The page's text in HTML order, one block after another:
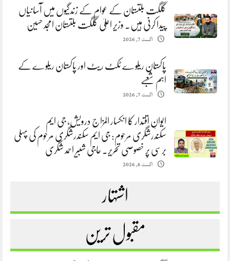
گلگت بلتستان کے عوام کے زندگیوں میں آسانیاں
پیدا کرنی ہیں. وزیر اعلیٰ گلگت بلتستان امجد حسین
اگست 7, 2026
پاکستان ریلوے ٹکٹ ریٹ اور پاکستان ریلوے کے
اہم شعبے
اگست 7, 2026
ایوانِ اقتدار کا انکسار المزاج درویش، جی ایم
سکندرشگری مرحوم: جی ایم سکندرشگری مرحوم کی پہلی
برسی پر خصوصی تحریر. حاجی شبیر احمد شگری
اگست 6, 2026
اشتہار
مقبول ترین